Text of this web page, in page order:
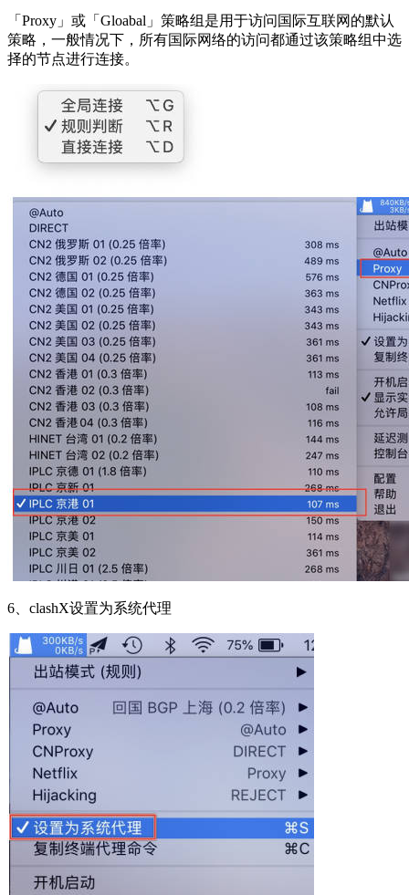
「Proxy」或「Gloabal」策略组是用于访问国际互联网的默认
策略，一般情况下，所有国际网络的访问都通过该策略组中选
择的节点进行连接。
6、clashX设置为系统代理